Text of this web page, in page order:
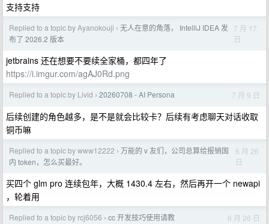
支持支持
Replied to a topic by Ayanokouji › 无人在意的角落， IntelliJ IDEA 发
布了 2026.2 版本
7 月 17
日
jetbrains 还在想要不要续全家桶，都四年了
https://i.imgur.com/agAJ0Rd.png
Replied to a topic by Livid › 20260708 - AI Persona 7 月 9 日
后续创建的角色越多，是不是就会比较卡？后续有考虑聊天对话收取
铜币嘛
Replied to a topic by www12222 › 万能的 v 友们，公司总算给报销国
内 token，怎么买最好。
6 月 26
日
买四个 glm pro 连续包年，大概 1430.4 左右，然后再开一个 newapi
，轮着用
Replied to a topic by rcj6056 › cc 开发技巧使用请教 6 月 26 日